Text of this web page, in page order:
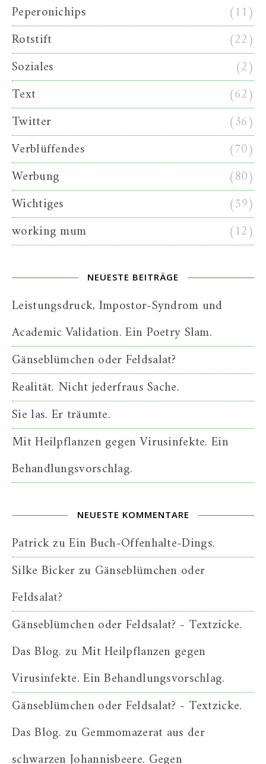
Peperonichips
(11)
Rotstift
(22)
Soziales
(2)
Text
(62)
Twitter
(36)
Verblüffendes
(70)
Werbung
(80)
Wichtiges
(59)
working mum
(12)
NEUESTE BEITRÄGE
Leistungsdruck, Impostor-Syndrom und
Academic Validation. Ein Poetry Slam.
Gänseblümchen oder Feldsalat?
Realität. Nicht jederfraus Sache.
Sie las. Er träumte.
Mit Heilpflanzen gegen Virusinfekte. Ein
Behandlungsvorschlag.
NEUESTE KOMMENTARE
PatrickzuEin Buch-Offenhalte-Dings.
Silke Bickerzu Gänseblümchen oder
Feldsalat?
Gänseblümchen oder Feldsalat? - Textzicke.
Das Blog. zu Mit Heilpflanzen gegen
Virusinfekte. Ein Behandlungsvorschlag.
Gänseblümchen oder Feldsalat? - Textzicke.
Das Blog. zu Gemmomazerat aus der
schwarzen Johannisbeere. Gegen